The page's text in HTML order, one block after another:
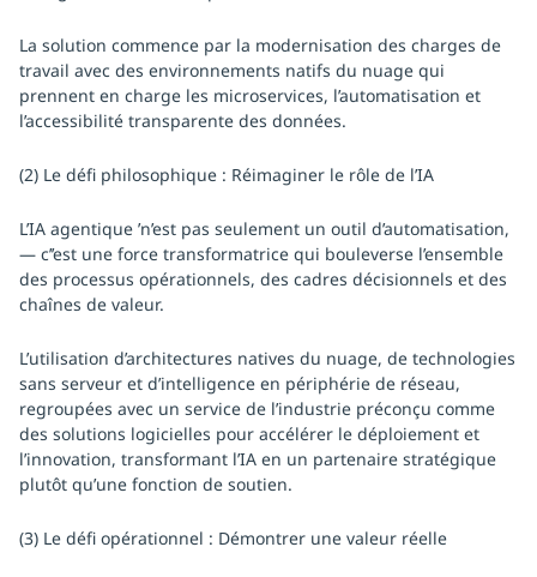
La solution commence par la modernisation des charges de
travail avec des environnements natifs du nuage qui
prennent en charge les microservices, l’automatisation et
l’accessibilité transparente des données.
(2) Le défi philosophique : Réimaginer le rôle de l’IA
L’IA agentique ’n’est pas seulement un outil d’automatisation,
— c’’est une force transformatrice qui bouleverse l’ensemble
des processus opérationnels, des cadres décisionnels et des
chaînes de valeur.
L’utilisation d’architectures natives du nuage, de technologies
sans serveur et d’intelligence en périphérie de réseau,
regroupées avec un service de l’industrie préconçu comme
des solutions logicielles pour accélérer le déploiement et
l’innovation, transformant l’IA en un partenaire stratégique
plutôt qu’une fonction de soutien.
(3) Le défi opérationnel : Démontrer une valeur réelle